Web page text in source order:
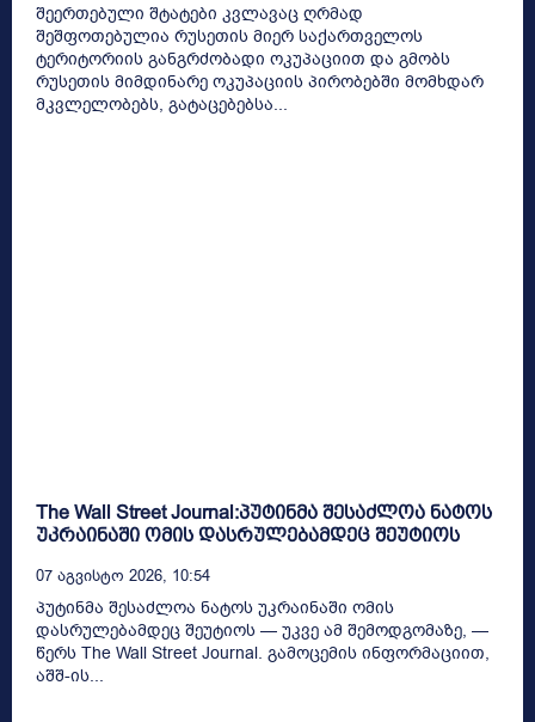
შეერთებული შტატები კვლავაც ღრმად
შეშფოთებულია რუსეთის მიერ საქართველოს
ტერიტორიის განგრძობადი ოკუპაციით და გმობს
რუსეთის მიმდინარე ოკუპაციის პირობებში მომხდარ
მკვლელობებს, გატაცებებსა...
The Wall Street Journal:პუტინმა შესაძლოა ნატოს
უკრაინაში ომის დასრულებამდეც შეუტიოს
07 Აგვისტო 2026, 10:54
პუტინმა შესაძლოა ნატოს უკრაინაში ომის
დასრულებამდეც შეუტიოს — უკვე ამ შემოდგომაზე, —
წერს The Wall Street Journal. გამოცემის ინფორმაციით,
აშშ-ის...